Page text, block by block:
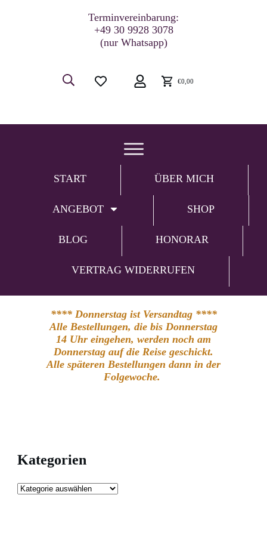
Terminvereinbarung:
+49 30 9928 3078
(nur Whatsapp)
€0,00
START ÜBER MICH
ANGEBOT SHOP
BLOG HONORAR
VERTRAG WIDERRUFEN
**** Donnerstag ist Versandtag ****
Alle Bestellungen, die bis Donnerstag
14 Uhr eingehen, werden noch am
Donnerstag auf die Reise geschickt.
Alle späteren Bestellungen dann in der
Folgewoche.
Kategorien